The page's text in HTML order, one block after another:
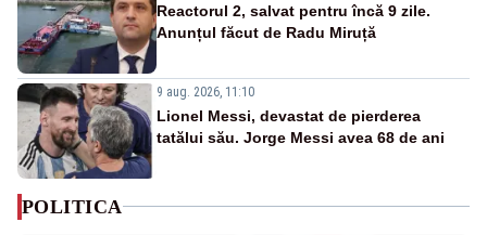
Reactorul 2, salvat pentru încă 9 zile.
Anunțul făcut de Radu Miruță
9 aug. 2026, 11:10
Lionel Messi, devastat de pierderea
tatălui său. Jorge Messi avea 68 de ani
POLITICA